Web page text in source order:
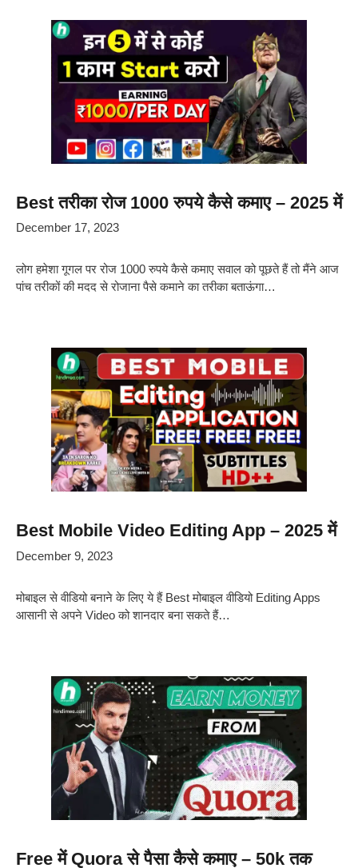
Best तरीका रोज 1000 रुपये कैसे कमाए – 2025 में
December 17, 2023
लोग हमेशा गूगल पर रोज 1000 रुपये कैसे कमाए सवाल को पूछते हैं तो मैंने आज
पांच तरीकों की मदद से रोजाना पैसे कमाने का तरीका बताऊंगा…
Best Mobile Video Editing App – 2025 में
December 9, 2023
मोबाइल से वीडियो बनाने के लिए ये हैं Best मोबाइल वीडियो Editing Apps
आसानी से अपने Video को शानदार बना सकते हैं…
Free में Quora से पैसा कैसे कमाए – 50k तक